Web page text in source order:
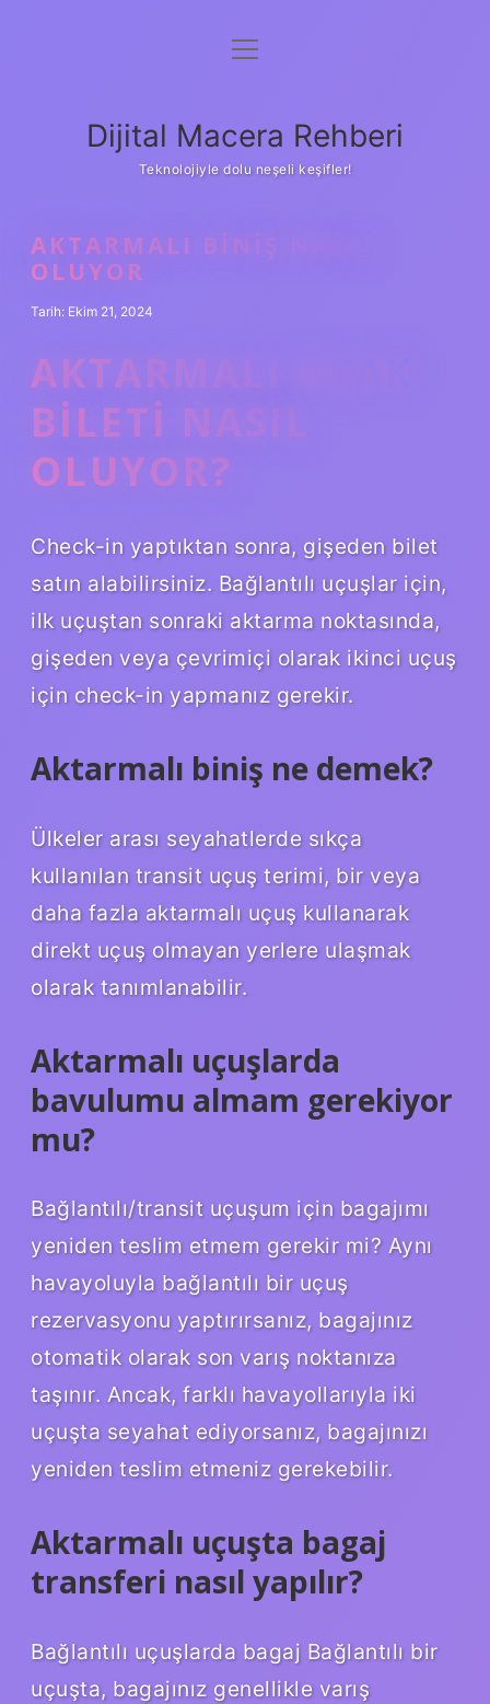
Anasayfa
Yasal Uyarı
menüyü
Dijital Macera Rehberi
Teknolojiyle dolu neşeli keşifler!
AKTARMALI BINIŞ NASIL
OLUYOR
Tarih: Ekim 21, 2024
AKTARMALI UÇAK
BILETI NASIL
OLUYOR?
Check-in yaptıktan sonra, gişeden bilet
satın alabilirsiniz. Bağlantılı uçuşlar için,
ilk uçuştan sonraki aktarma noktasında,
gişeden veya çevrimiçi olarak ikinci uçuş
için check-in yapmanız gerekir.
Aktarmalı biniş ne demek?
Ülkeler arası seyahatlerde sıkça
kullanılan transit uçuş terimi, bir veya
daha fazla aktarmalı uçuş kullanarak
direkt uçuş olmayan yerlere ulaşmak
olarak tanımlanabilir.
Aktarmalı uçuşlarda
bavulumu almam gerekiyor
mu?
Bağlantılı/transit uçuşum için bagajımı
yeniden teslim etmem gerekir mi? Aynı
havayoluyla bağlantılı bir uçuş
rezervasyonu yaptırırsanız, bagajınız
otomatik olarak son varış noktanıza
taşınır. Ancak, farklı havayollarıyla iki
uçuşta seyahat ediyorsanız, bagajınızı
yeniden teslim etmeniz gerekebilir.
Aktarmalı uçuşta bagaj
transferi nasıl yapılır?
Bağlantılı uçuşlarda bagaj Bağlantılı bir
uçuşta, bagajınız genellikle varış